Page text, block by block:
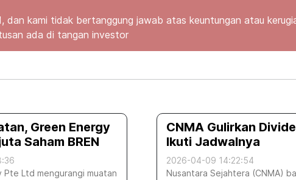
dan kami tidak bertanggung jawab atas keuntungan atau
ada di tangan investor
Green Energy
Saham BREN
Pte Ltd mengurangi muatan
CNMA Gulirkan
Ikuti Jadwalnya
2026-04-09 14:22:54
Nusantara Sejahtera (CNMA)